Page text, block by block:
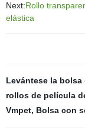
Next:Rollo
elástica
Levántese la bolsa
rollos de película
Vmpet, Bolsa con